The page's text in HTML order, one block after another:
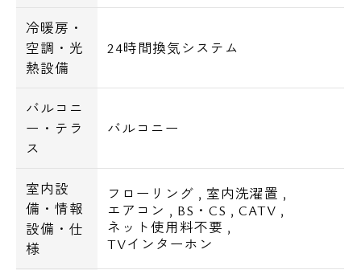
冷暖房・
空調・光
熱設備
24時間換気システム
バルコニ
ー・テラ
ス
バルコニー
室内設
備・情報
設備・仕
様
フローリング , 室内洗濯置 ,
エアコン , BS・CS , CATV ,
ネット使用料不要 ,
TVインターホン